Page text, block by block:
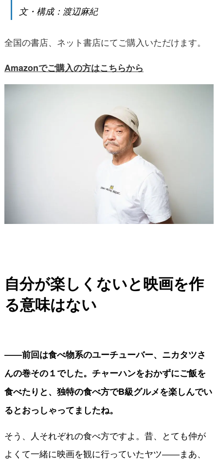
文・構成：渡辺麻紀
全国の書店、ネット書店にてご購入いただけます。
Amazonでご購入の方はこちらから
自分が楽しくないと映画を作
る意味はない
――前回は食べ物系のユーチューバー、ニカタツさ
んの巻その１でした。チャーハンをおかずにご飯を
食べたりと、独特の食べ方でB級グルメを楽しんでい
るとおっしゃってましたね。
そう、人それぞれの食べ方ですよ。昔、とても仲が
よくて一緒に映画を観に行っていたヤツ――まあ、